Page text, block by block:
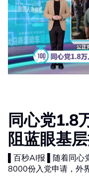
同心党1.8
阻蓝眼基
▌百秒AI报 ▌随着同
8000份入党申请，外